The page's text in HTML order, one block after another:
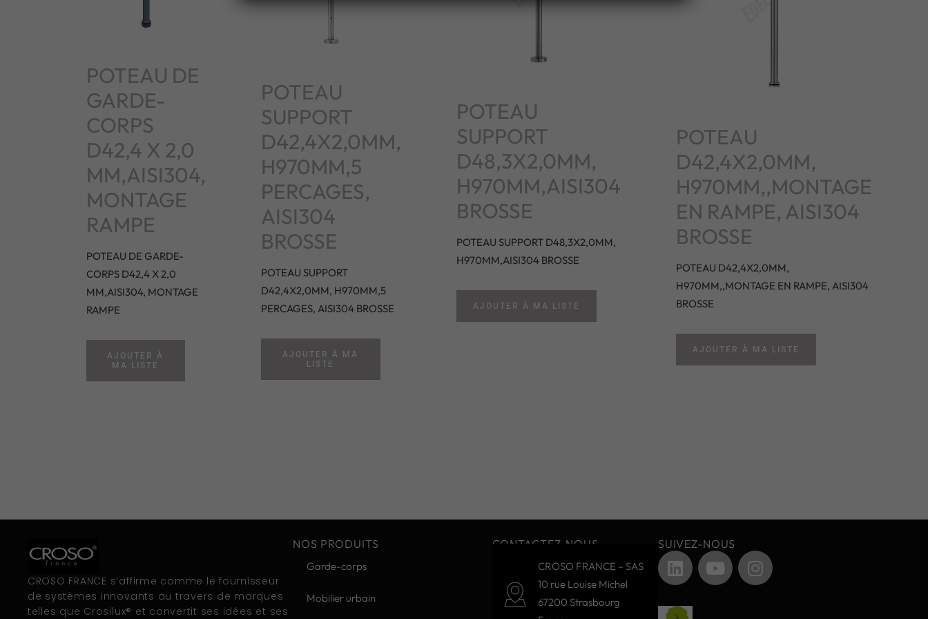
POTEAU DE
GARDE-
CORPS
D42,4 X 2,0
MM,AISI304,
MONTAGE
RAMPE
POTEAU DE GARDE-
CORPS D42,4 X 2,0
MM,AISI304, MONTAGE
RAMPE
AJOUTER À
MA LISTE
POTEAU
SUPPORT
D42,4X2,0MM,
H970MM,5
PERCAGES,
AISI304
BROSSE
POTEAU SUPPORT
D42,4X2,0MM, H970MM,5
PERCAGES, AISI304 BROSSE
AJOUTER À MA
LISTE
POTEAU
SUPPORT
D48,3X2,0MM,
H970MM,AISI304
BROSSE
POTEAU SUPPORT D48,3X2,0MM,
H970MM,AISI304 BROSSE
AJOUTER À MA LISTE
POTEAU
D42,4X2,0MM,
H970MM,,MONTAGE
EN RAMPE, AISI304
BROSSE
POTEAU D42,4X2,0MM,
H970MM,,MONTAGE EN RAMPE, AISI304
BROSSE
AJOUTER À MA LISTE
CROSO FRANCE s’affirme comme le fournisseur
de systèmes innovants au travers de marques
telles que Crosilux® et convertit ses idées et ses
NOS PRODUITS
Garde-corps
Mobilier urbain
CONTACTEZ-NOUS
CROSO FRANCE – SAS
10 rue Louise Michel
67200 Strasbourg
SUIVEZ-NOUS